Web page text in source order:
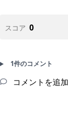
スコア 0
1件のコメント
コメントを追加